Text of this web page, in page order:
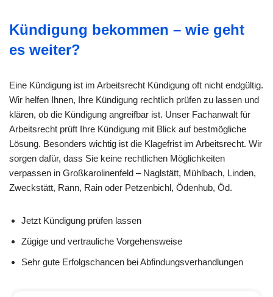
Kündigung bekommen – wie geht
es weiter?
Eine Kündigung ist im Arbeitsrecht Kündigung oft nicht endgültig.
Wir helfen Ihnen, Ihre Kündigung rechtlich prüfen zu lassen und
klären, ob die Kündigung angreifbar ist. Unser Fachanwalt für
Arbeitsrecht prüft Ihre Kündigung mit Blick auf bestmögliche
Lösung. Besonders wichtig ist die Klagefrist im Arbeitsrecht. Wir
sorgen dafür, dass Sie keine rechtlichen Möglichkeiten
verpassen in Großkarolinenfeld – Naglstätt, Mühlbach, Linden,
Zweckstätt, Rann, Rain oder Petzenbichl, Ödenhub, Öd.
Jetzt Kündigung prüfen lassen
Zügige und vertrauliche Vorgehensweise
Sehr gute Erfolgschancen bei Abfindungsverhandlungen